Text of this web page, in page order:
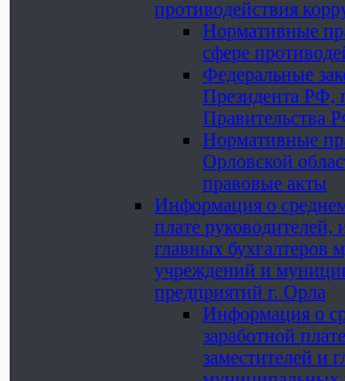
противодействия
Нормативные
сфере
Федеральные
Президента РФ,
Правительства
Нормативные
Орловской
правовые акты
Информация о
плате руководителей,
главных бухгалтеров
учреждений и
предприятий г. Орла
Информация о
заработной
заместителей и